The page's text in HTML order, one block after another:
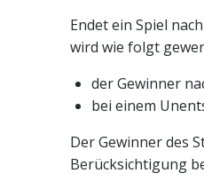
Endet ein Spiel
wird wie folgt
der Gewinner
bei einem
Der Gewinner des
Berücksichtigung